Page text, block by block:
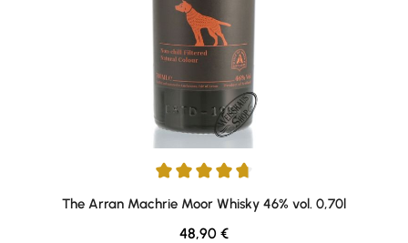
Average rating of 4.67 out of 5 stars
The Arran Machrie Moor Whisky 46% vol. 0,70l
Regular price:
48,90 €